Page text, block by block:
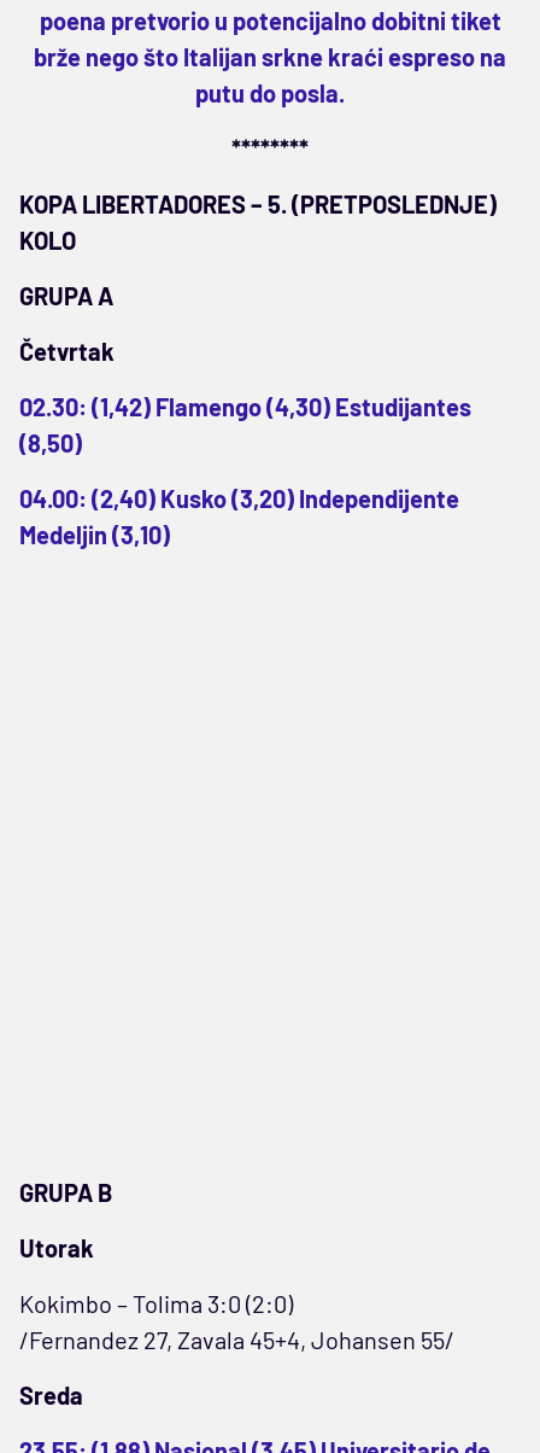
poena pretvorio u potencijalno dobitni tiket
brže nego što Italijan srkne kraći espreso na
putu do posla.
********
KOPA LIBERTADORES – 5. (PRETPOSLEDNJE)
KOLO
GRUPA A
Četvrtak
02.30: (1,42) Flamengo (4,30) Estudijantes
(8,50)
04.00: (2,40) Kusko (3,20) Independijente
Medeljin (3,10)
GRUPA B
Utorak
Kokimbo – Tolima 3:0 (2:0)
/Fernandez 27, Zavala 45+4, Johansen 55/
Sreda